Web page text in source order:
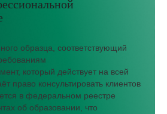
образца, соответствующий
который действует на всей
право консультировать клиентов
в федеральном реестре
об образовании, что